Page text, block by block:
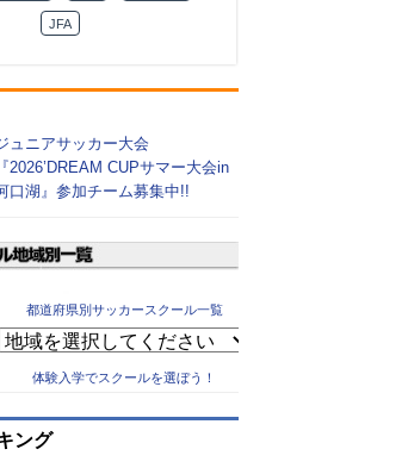
JFA
ュニアサッカー大会
『2026’DREAM CUPサマー大会in
口湖』参加チーム募集中!!
都道府県別サッカースクール一覧
体験入学でスクールを選ぼう！
ング